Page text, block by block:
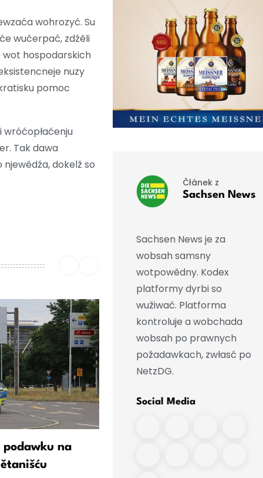
wohrozyć. Su
wučerpać, zdźěli
wot hospodarskich
nuzy
pomoc
Tak dawa
dokelž so
podawku na
Čłánek z
Sachsen News
Sachsen News je za
wobsah samsny
wotpowědny. Kodex
platformy dyrbi so
wužiwać. Platforma
kontroluje a wobchada
wobsah po prawnych
požadawkach, zwłasć po
NetzDG.
Social Media